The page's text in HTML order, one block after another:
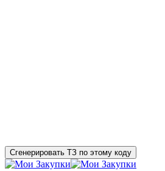
Сгенерировать ТЗ по этому коду